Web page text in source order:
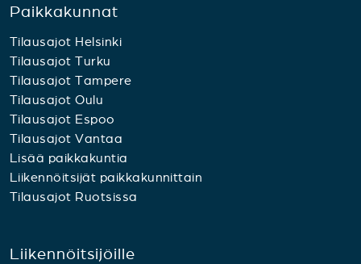
Paikkakunnat
Tilausajot Helsinki
Tilausajot Turku
Tilausajot Tampere
Tilausajot Oulu
Tilausajot Espoo
Tilausajot Vantaa
Lisää paikkakuntia
Liikennöitsijät paikkakunnittain
Tilausajot Ruotsissa
Liikennöitsijöille